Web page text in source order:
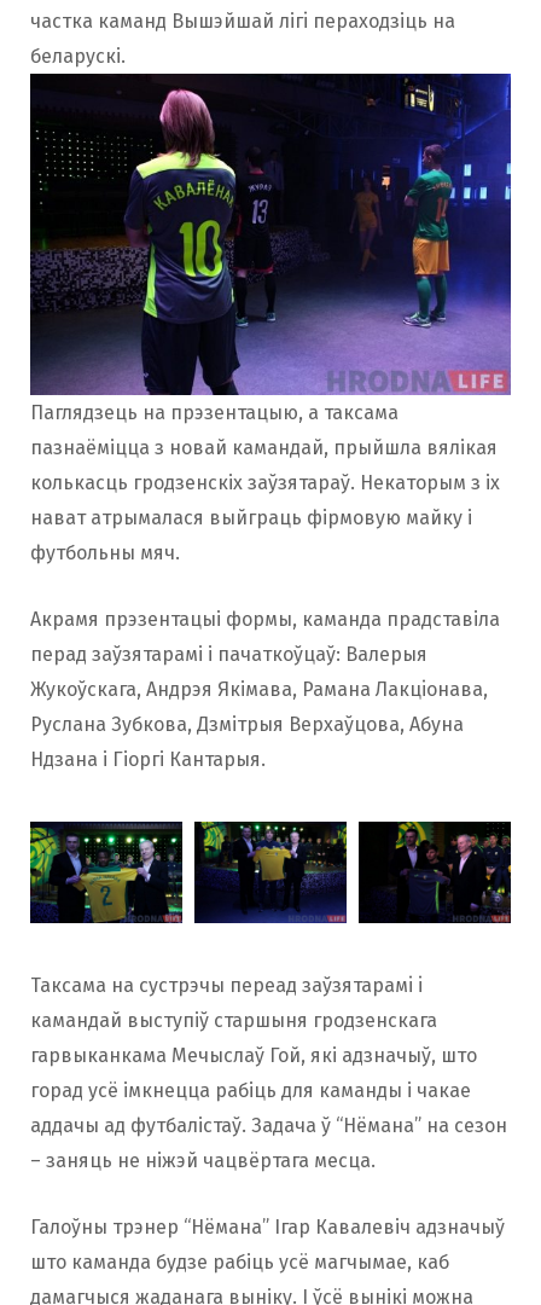
частка каманд Вышэйшай лігi пераходзіць на
беларускі.
Паглядзець на прэзентацыю, а таксама
пазнаёміцца з новай камандай, прыйшла вялікая
колькасць гродзенскіх заўзятараў. Некаторым з іх
нават атрымалася выйграць фірмовую майку і
футбольны мяч.
Акрамя прэзентацыі формы, каманда прадставіла
перад заўзятарамі і пачаткоўцаў: Валерыя
Жукоўскага, Андрэя Якімава, Рамана Лакцiонава,
Руслана Зубкова, Дзмітрыя Верхаўцова, Абуна
Ндзана і Гіоргі Кантарыя.
Таксама на сустрэчы переад заўзятарамi i
камандай выступіў старшыня гродзенскага
гарвыканкама Мечыслаў Гой, які адзначыў, што
горад усё імкнецца рабіць для каманды і чакае
аддачы ад футбалістаў. Задача ў “Нёмана” на сезон
– заняць не ніжэй чацвёртага месца.
Галоўны трэнер “Нёмана” Ігар Кавалевіч адзначыў
што каманда будзе рабіць усё магчымае, каб
дамагчыся жаданага выніку. І ўсё вынікі можна